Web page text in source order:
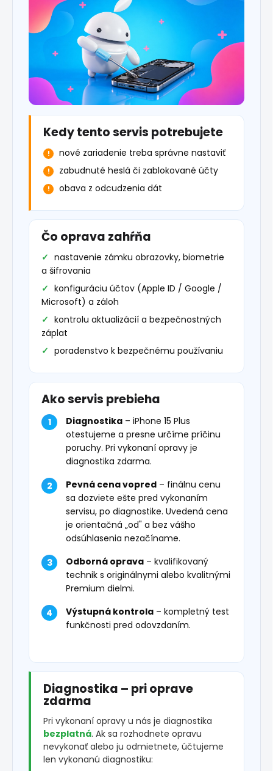
Kedy tento servis potrebujete
nové zariadenie treba správne nastaviť
zabudnuté heslá či zablokované účty
obava z odcudzenia dát
Čo oprava zahŕňa
nastavenie zámku obrazovky, biometrie
a šifrovania
konfiguráciu účtov (Apple ID / Google /
Microsoft) a záloh
kontrolu aktualizácií a bezpečnostných
záplat
poradenstvo k bezpečnému používaniu
Ako servis prebieha
Diagnostika – iPhone 15 Plus
otestujeme a presne určíme príčinu
poruchy. Pri vykonaní opravy je
diagnostika zdarma.
Pevná cena vopred – finálnu cenu
sa dozviete ešte pred vykonaním
servisu, po diagnostike. Uvedená cena
je orientačná „od" a bez vášho
odsúhlasenia nezačíname.
Odborná oprava – kvalifikovaný
technik s originálnymi alebo kvalitnými
Premium dielmi.
Výstupná kontrola – kompletný test
funkčnosti pred odovzdaním.
Diagnostika – pri oprave
zdarma
Pri vykonaní opravy u nás je diagnostika
bezplatná. Ak sa rozhodnete opravu
nevykonať alebo ju odmietnete, účtujeme
len vykonanú diagnostiku: